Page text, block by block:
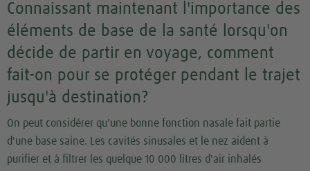
Connaissant maintenant l'importance des
éléments de base de la santé lorsqu'on
décide de partir en voyage, comment
fait-on pour se protéger pendant le trajet
jusqu'à destination?
On peut considérer qu'une bonne fonction nasale fait partie
d'une base saine. Les cavités sinusales et le nez aident à
purifier et à filtrer les quelque 10 000 litres d'air inhalés